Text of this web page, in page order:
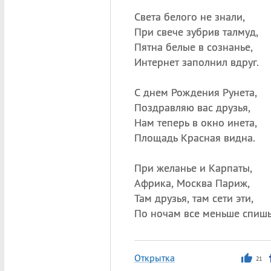
Света белого не знали,
При свече зубрив талмуд,
Пятна белые в сознанье,
Интернет заполнил вдруг.
С днем Рождения Рунета,
Поздравляю вас друзья,
Нам теперь в окно инета,
Площадь Красная видна.
При желанье и Карпаты,
Африка, Москва Париж,
Там друзья, там сети эти,
По ночам все меньше
Открытка 21